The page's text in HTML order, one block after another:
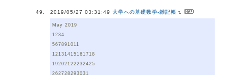
2019/05/27 03:31:49 大学への基礎数学-雑記帳
May 2019
1234
567891011
12131415161718
19202122232425
262728293031